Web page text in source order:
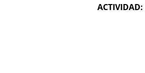
ACTIVIDAD: